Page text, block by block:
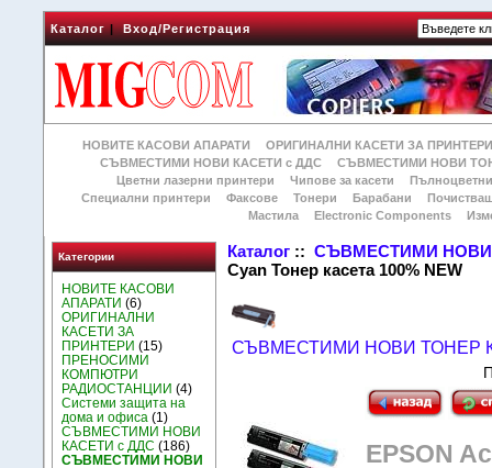
Каталог|Вход/Регистрация
НОВИТЕ КАСОВИ АПАРАТИ
ОРИГИНАЛНИ КАСЕТИ ЗА
СЪВМЕСТИМИ НОВИ КАСЕТИ с ДДС
СЪВМЕСТИМИ НОВИ
Цветни лазерни принтери
Чипове за касети
Специални принтери
Факсове Тонери Барабани
Мастила
Electronic Components
Категории
НОВИТЕ КАСОВИ
АПАРАТИ (6)
ОРИГИНАЛНИ
КАСЕТИ ЗА
ПРИНТЕРИ (15)
ПРЕНОСИМИ
КОМПЮТРИ
РАДИОСТАНЦИИ (4)
Системи защита на
дома и офиса (1)
СЪВМЕСТИМИ НОВИ
КАСЕТИ с ДДС (186)
СЪВМЕСТИМИ НОВИ
Каталог ::СЪВМЕСТИМИ НОВИ
Cyan Тонер касета 100% NEW
СЪВМЕСТИМИ НОВИ ТОНЕР
EPSON